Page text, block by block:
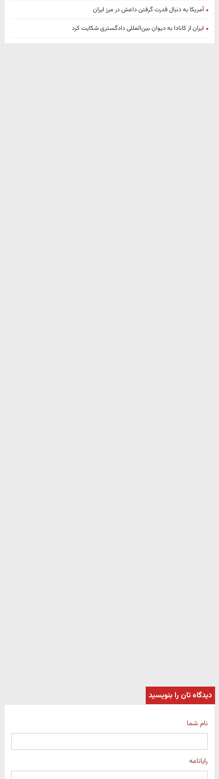
آمریکا به دنبال قدرت گرفتن داعش در مرز ایران
ایران از کانادا به دیوان بین‌المللی دادگستری شکایت کرد
دیدگاه تان را بنویسید
نام شما
رایانامه